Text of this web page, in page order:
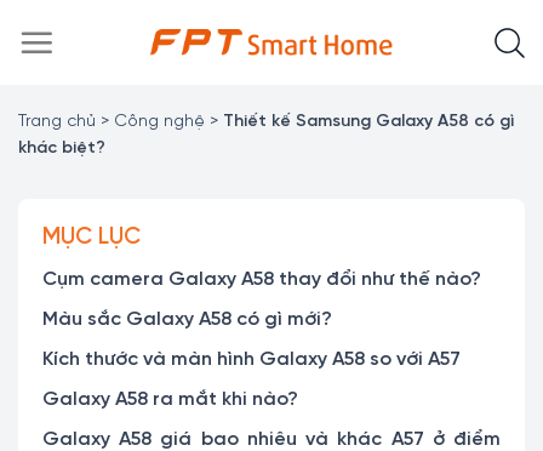
đến
Trang chủ > Công nghệ > Thiết kế Samsung Galaxy A58 có gì
khác biệt?
MỤC LỤC
Cụm camera Galaxy A58 thay đổi như thế nào?
Màu sắc Galaxy A58 có gì mới?
Kích thước và màn hình Galaxy A58 so với A57
Galaxy A58 ra mắt khi nào?
Galaxy A58 giá bao nhiêu và khác A57 ở điểm